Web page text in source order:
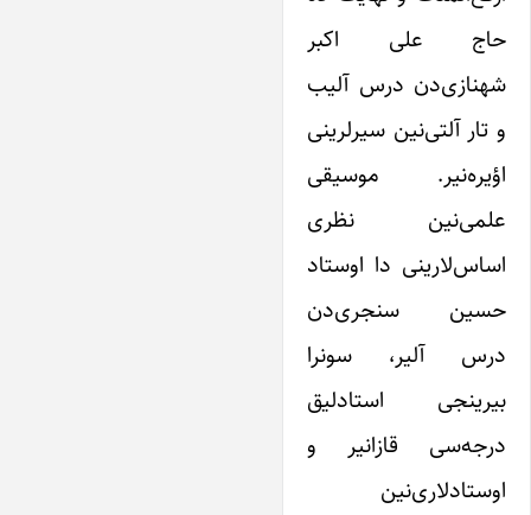
حاج علی اکبر
شهنازی‌دن درس آلیب
و تار آلتی‌نین سیرلرینی
اؤیره‌نیر. موسیقی
علمی‌نین نظری
اساس‌لارینی دا اوستاد
حسین سنجری‌دن
درس آلیر، سونرا
بیرینجی استادلیق
درجه‌سی قازانیر و
اوستادلاری‌نین